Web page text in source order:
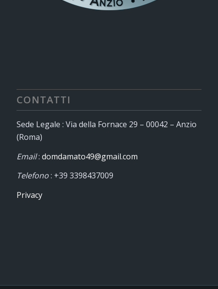
CONTATTI
Sede Legale : Via della Fornace 29 – 00042 – Anzio
(Roma)
Email: domdamato49@gmail.com
Telefono: +39 3398437009
Privacy